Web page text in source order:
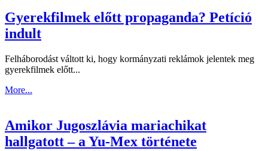
Gyerekfilmek előtt propaganda? Petíció
indult
Felháborodást váltott ki, hogy kormányzati reklámok jelentek meg
gyerekfilmek előtt...
More...
Amikor Jugoszlávia mariachikat
hallgatott – a Yu-Mex története